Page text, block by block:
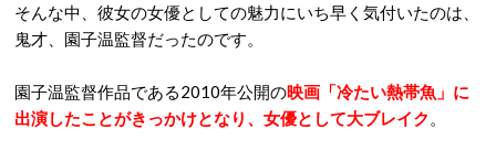
そんな中、彼女の女優としての魅力にいち早く気付いたのは、
鬼才、園子温監督だったのです。
園子温監督作品である2010年公開の映画「冷たい熱帯魚」に
出演したことがきっかけとなり、女優として大ブレイク 。